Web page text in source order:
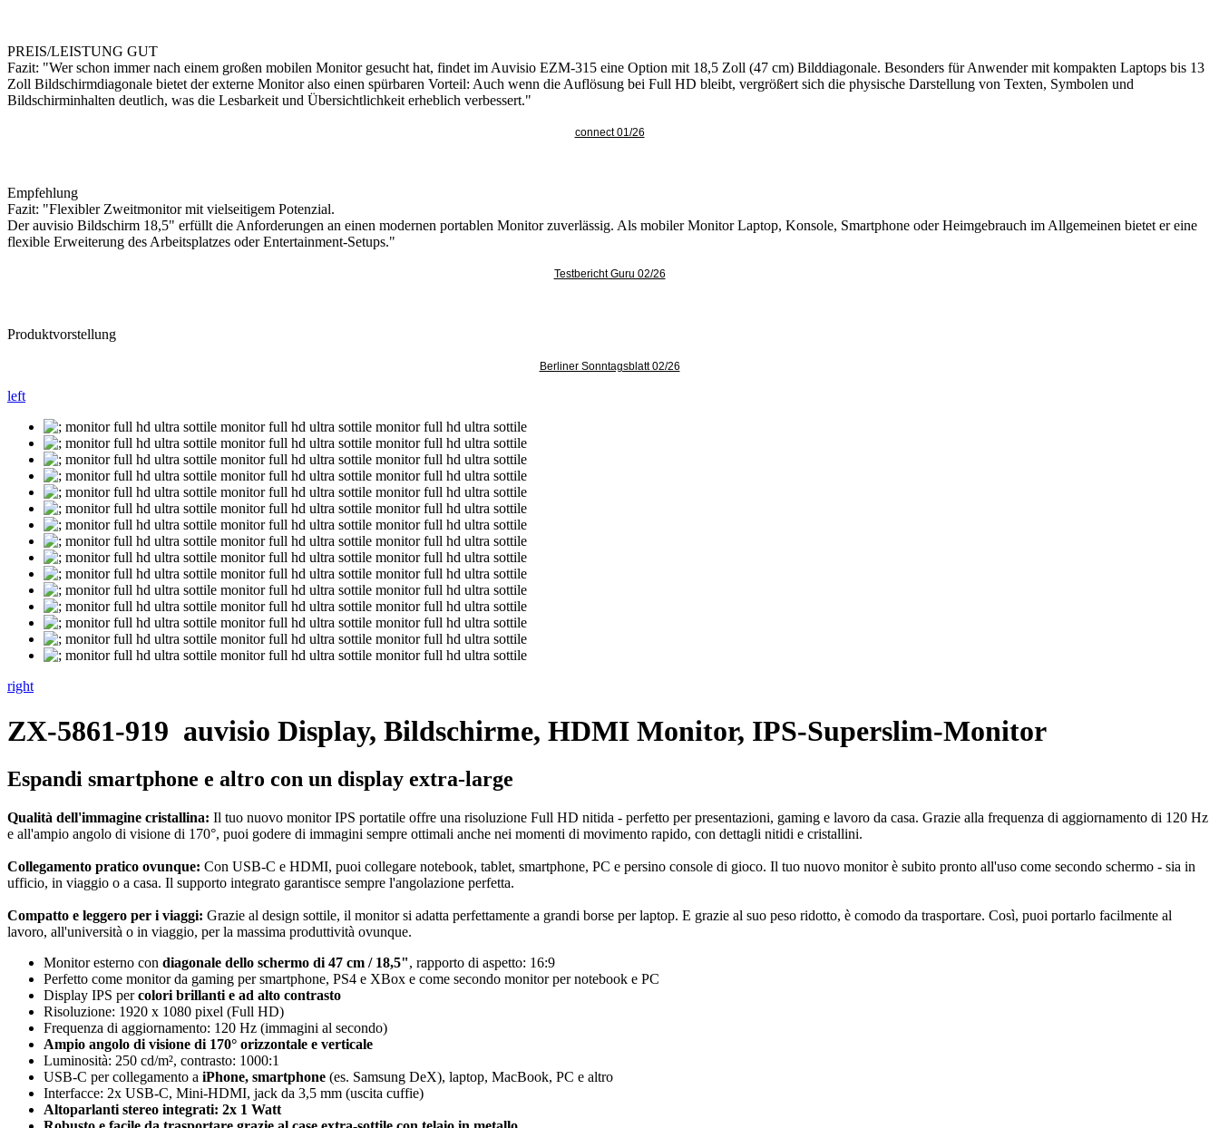
PREIS/LEISTUNG GUT
Fazit: "Wer schon immer nach einem großen mobilen Monitor gesucht hat, findet im Auvisio EZM-315 eine Option mit 18,5 Zoll (47 cm) Bilddiagonale. Besonders für Anwender mit kompakten Laptops bis 13
Zoll Bildschirmdiagonale bietet der externe Monitor also einen spürbaren Vorteil: Auch wenn die Auflösung bei Full HD bleibt, vergrößert sich die physische Darstellung von Texten, Symbolen und
Bildschirminhalten deutlich, was die Lesbarkeit und Übersichtlichkeit erheblich verbessert."
connect 01/26
Empfehlung
Fazit: "Flexibler Zweitmonitor mit vielseitigem Potenzial.
Der auvisio Bildschirm 18,5" erfüllt die Anforderungen an einen modernen portablen Monitor zuverlässig. Als mobiler Monitor Laptop, Konsole, Smartphone oder Heimgebrauch im Allgemeinen bietet er eine
flexible Erweiterung des Arbeitsplatzes oder Entertainment-Setups."
Testbericht Guru 02/26
Produktvorstellung
Berliner Sonntagsblatt 02/26
left
right
ZX-5861-919 auvisio Display, Bildschirme, HDMI Monitor, IPS-Superslim-Monitor
Espandi smartphone e altro con un display extra-large
Qualità dell'immagine cristallina: Il tuo nuovo monitor IPS portatile offre una risoluzione Full HD nitida - perfetto per presentazioni, gaming e lavoro da casa. Grazie alla frequenza di aggiornamento di 120 Hz
e all'ampio angolo di visione di 170°, puoi godere di immagini sempre ottimali anche nei momenti di movimento rapido, con dettagli nitidi e cristallini.
Collegamento pratico ovunque: Con USB-C e HDMI, puoi collegare notebook, tablet, smartphone, PC e persino console di gioco. Il tuo nuovo monitor è subito pronto all'uso come secondo schermo - sia in
ufficio, in viaggio o a casa. Il supporto integrato garantisce sempre l'angolazione perfetta.
Compatto e leggero per i viaggi: Grazie al design sottile, il monitor si adatta perfettamente a grandi borse per laptop. E grazie al suo peso ridotto, è comodo da trasportare. Così, puoi portarlo facilmente al
lavoro, all'università o in viaggio, per la massima produttività ovunque.
Monitor esterno con diagonale dello schermo di 47 cm / 18,5", rapporto di aspetto: 16:9
Perfetto come monitor da gaming per smartphone, PS4 e XBox e come secondo monitor per notebook e PC
Display IPS percolori brillanti e ad alto contrasto
Risoluzione: 1920 x 1080 pixel (Full HD)
Frequenza di aggiornamento: 120 Hz (immagini al secondo)
Ampio angolo di visione di 170° orizzontale e verticale
Luminosità: 250 cd/m², contrasto: 1000:1
USB-C per collegamento a iPhone, smartphone (es. Samsung DeX), laptop, MacBook, PC e altro
Interfacce: 2x USB-C, Mini-HDMI, jack da 3,5 mm (uscita cuffie)
Altoparlanti stereo integrati: 2x 1 Watt